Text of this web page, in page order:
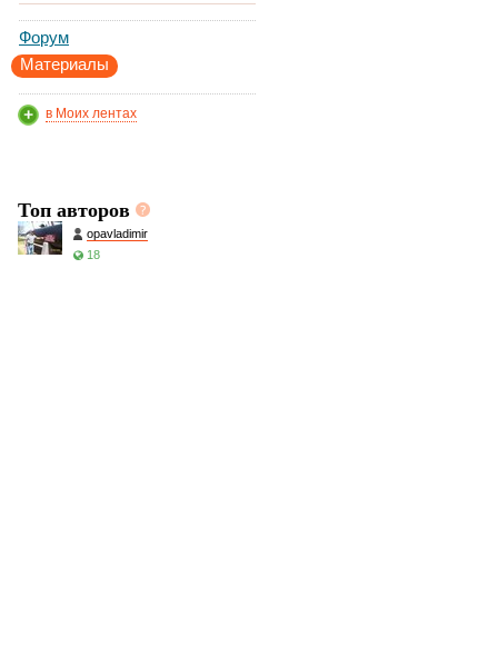
Форум
Материалы
в Моих лентах
Топ авторов
opavladimir
18